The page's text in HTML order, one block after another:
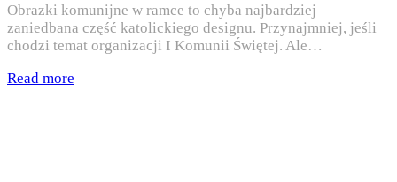
Obrazki komunijne w ramce to chyba najbardziej
zaniedbana część katolickiego designu. Przynajmniej, jeśli
chodzi temat organizacji I Komunii Świętej. Ale…
Read more